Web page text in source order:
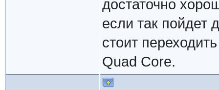
достаточно
если так пойдет
стоит
Quad Core.